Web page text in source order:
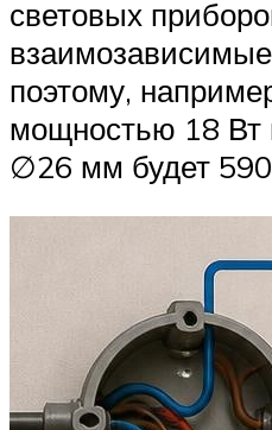
световых
поэтому,
мощностью 18 Вт
∅26 мм будет